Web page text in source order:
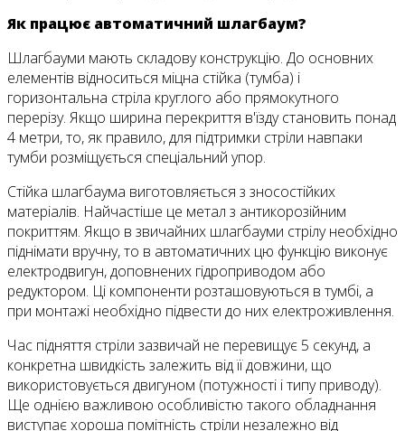
Як працює автоматичний шлагбаум?
Шлагбауми мають складову конструкцію. До основних
елементів відноситься міцна стійка (тумба) і
горизонтальна стріла круглого або прямокутного
перерізу. Якщо ширина перекриття в'їзду становить понад
4 метри, то, як правило, для підтримки стріли навпаки
тумби розміщується спеціальний упор.
Стійка шлагбаума виготовляється з зносостійких
матеріалів. Найчастіше це метал з антикорозійним
покриттям. Якщо в звичайних шлагбауми стрілу необхідно
піднімати вручну, то в автоматичних цю функцію виконує
електродвигун, доповнених гідроприводом або
редуктором. Ці компоненти розташовуються в тумбі, а
при монтажі необхідно підвести до них електроживлення.
Час підняття стріли зазвичай не перевищує 5 секунд, а
конкретна швидкість залежить від її довжини, що
використовується двигуном (потужності і типу приводу).
Ще однією важливою особливістю такого обладнання
виступає хороша помітність стріли незалежно від